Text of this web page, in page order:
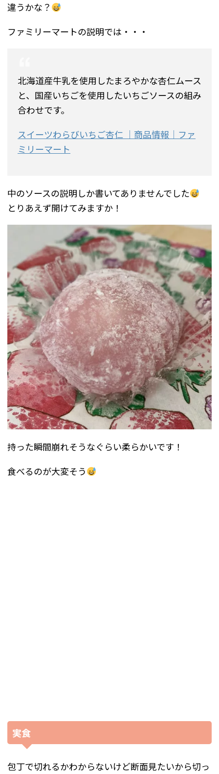
違うかな？
ファミリーマートの説明では・・・
北海道産牛乳を使用したまろやかな杏仁ムース
と、国産いちごを使用したいちごソースの組み
合わせです。
スイーツわらびいちご杏仁 ｜商品情報｜ファ
ミリーマート
中のソースの説明しか書いてありませんでした
とりあえず開けてみますか！
持った瞬間崩れそうなぐらい柔らかいです！
食べるのが大変そう
実食
包丁で切れるかわからないけど断面見たいから切っ